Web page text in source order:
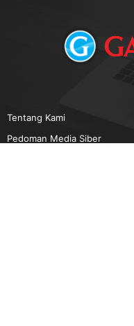
Tentang Kami
Pedoman Media Siber